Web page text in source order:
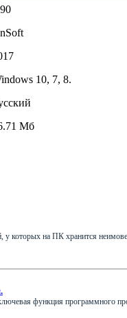
10, 7, 8.
Мб
которых на ПК хранится
функция программного